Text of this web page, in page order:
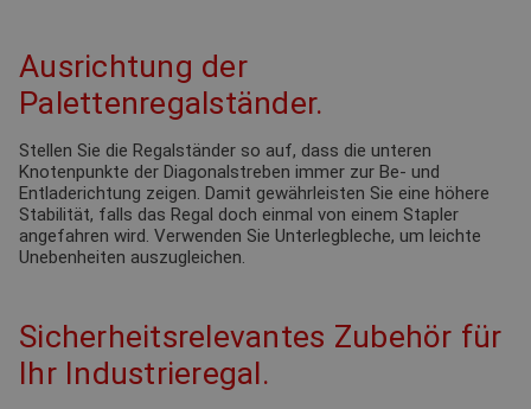
Ausrichtung der
Palettenregalständer.
Stellen Sie die Regalständer so auf, dass die unteren
Knotenpunkte der Diagonalstreben immer zur Be- und
Entladerichtung zeigen. Damit gewährleisten Sie eine höhere
Stabilität, falls das Regal doch einmal von einem Stapler
angefahren wird. Verwenden Sie Unterlegbleche, um leichte
Unebenheiten auszugleichen.
Sicherheitsrelevantes Zubehör für
Ihr Industrieregal.